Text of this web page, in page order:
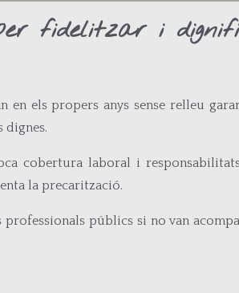
fidelitzar i
els propers anys sense relleu
dignes.
cobertura laboral i
la precarització.
públics si no van